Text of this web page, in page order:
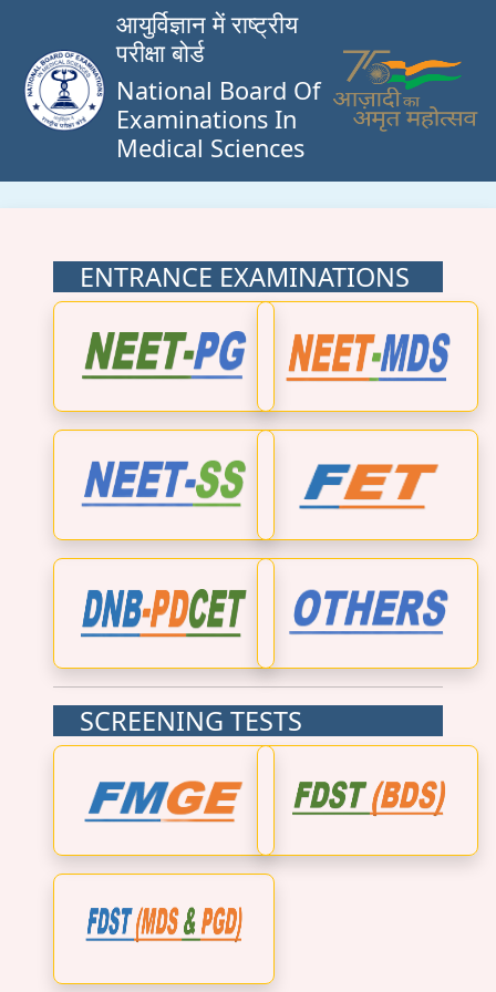
आयुर्विज्ञान में राष्ट्रीय
परीक्षा बोर्ड
National Board Of
Examinations In
Medical Sciences
ENTRANCE EXAMINATIONS
SCREENING TESTS